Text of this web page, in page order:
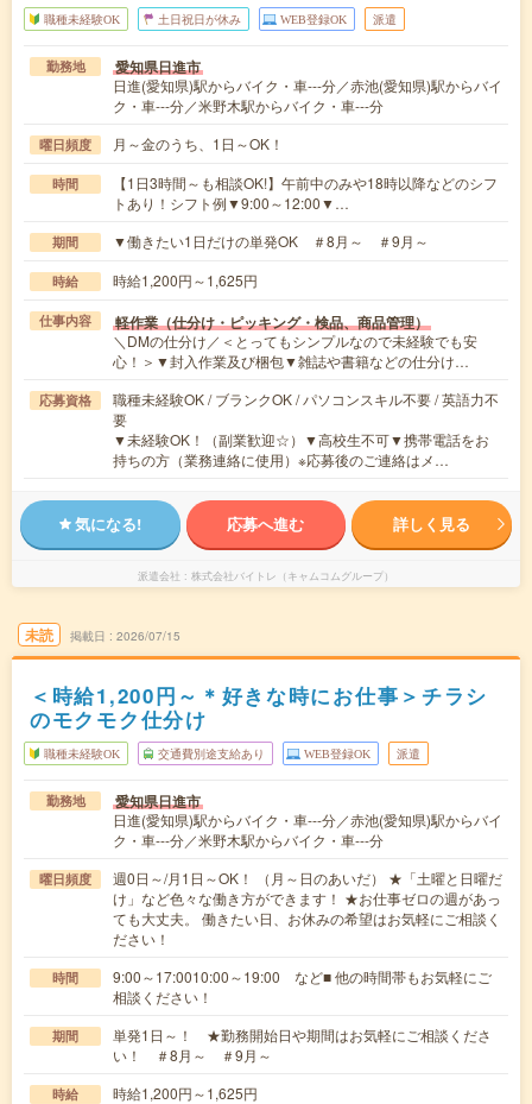
職種未経験OK 土日祝日が休み WEB登録OK 派遣
勤務地 愛知県日進市
日進(愛知県)駅からバイク・車---分／赤池(愛知県)駅からバイ
ク・車---分／米野木駅からバイク・車---分
曜日頻度 月～金のうち、1日～OK！
時間
【1日3時間～も相談OK!】午前中のみや18時以降などのシフ
トあり！シフト例▼9:00～12:00▼…
期間 ▼働きたい1日だけの単発OK ＃8月～ ＃9月～
時給 時給1,200円～1,625円
仕事内容 軽作業（仕分け・ピッキング・検品、商品管理）
＼DMの仕分け／＜とってもシンプルなので未経験でも安
心！＞▼封入作業及び梱包▼雑誌や書籍などの仕分け…
応募資格
職種未経験OK / ブランクOK / パソコンスキル不要 / 英語力不
要
▼未経験OK！（副業歓迎☆）▼高校生不可▼携帯電話をお
持ちの方（業務連絡に使用）※応募後のご連絡はメ…
気になる! 応募へ進む 詳しく見る
派遣会社 株式会社バイトレ（キャムコムグループ）
未読 掲載日 2026/07/15
＜時給1,200円～＊好きな時にお仕事＞チラシ
のモクモク仕分け
職種未経験OK 交通費別途支給あり WEB登録OK 派遣
勤務地 愛知県日進市
日進(愛知県)駅からバイク・車---分／赤池(愛知県)駅からバイ
ク・車---分／米野木駅からバイク・車---分
曜日頻度
週0日～/月1日～OK！ （月～日のあいだ） ★「土曜と日曜だ
け」など色々な働き方ができます！ ★お仕事ゼロの週があっ
ても大丈夫。 働きたい日、お休みの希望はお気軽にご相談く
ださい！
時間
9:00～17:0010:00～19:00 など■ 他の時間帯もお気軽にご
相談ください！
期間
単発1日～！ ★勤務開始日や期間はお気軽にご相談くださ
い！ ＃8月～ ＃9月～
時給 時給1,200円～1,625円